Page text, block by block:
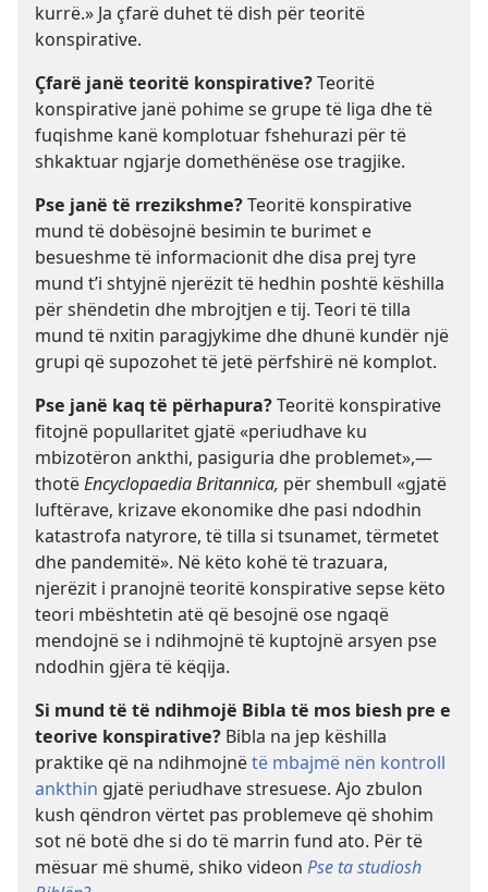
kurrë.» Ja çfarë duhet të dish për teoritë
konspirative.
Çfarë janë teoritë konspirative?Teoritë
konspirative janë pohime se grupe të liga dhe të
fuqishme kanë komplotuar fshehurazi për të
shkaktuar ngjarje domethënëse ose tragjike.
Pse janë të rrezikshme?Teoritë konspirative
mund të dobësojnë besimin te burimet e
besueshme të informacionit dhe disa prej tyre
mund t’i shtyjnë njerëzit të hedhin poshtë këshilla
për shëndetin dhe mbrojtjen e tij. Teori të tilla
mund të nxitin paragjykime dhe dhunë kundër një
grupi që supozohet të jetë përfshirë në komplot.
Pse janë kaq të përhapura?Teoritë konspirative
fitojnë popullaritet gjatë «periudhave ku
mbizotëron ankthi, pasiguria dhe problemet»,—
thotëEncyclopaedia Britannica, për shembull «gjatë
luftërave, krizave ekonomike dhe pasi ndodhin
katastrofa natyrore, të tilla si tsunamet, tërmetet
dhe pandemitë». Në këto kohë të trazuara,
njerëzit i pranojnë teoritë konspirative sepse këto
teori mbështetin atë që besojnë ose ngaqë
mendojnë se i ndihmojnë të kuptojnë arsyen pse
ndodhin gjëra të këqija.
Si mund të të ndihmojë Bibla të mos biesh pre e
teorive konspirative? Bibla na jep këshilla
praktike që na ndihmojnëtë mbajmë nën kontroll
ankthin gjatë periudhave stresuese. Ajo zbulon
kush qëndron vërtet pas problemeve që shohim
sot në botë dhe si do të marrin fund ato. Për të
mësuar më shumë, shiko videon Pse ta studiosh